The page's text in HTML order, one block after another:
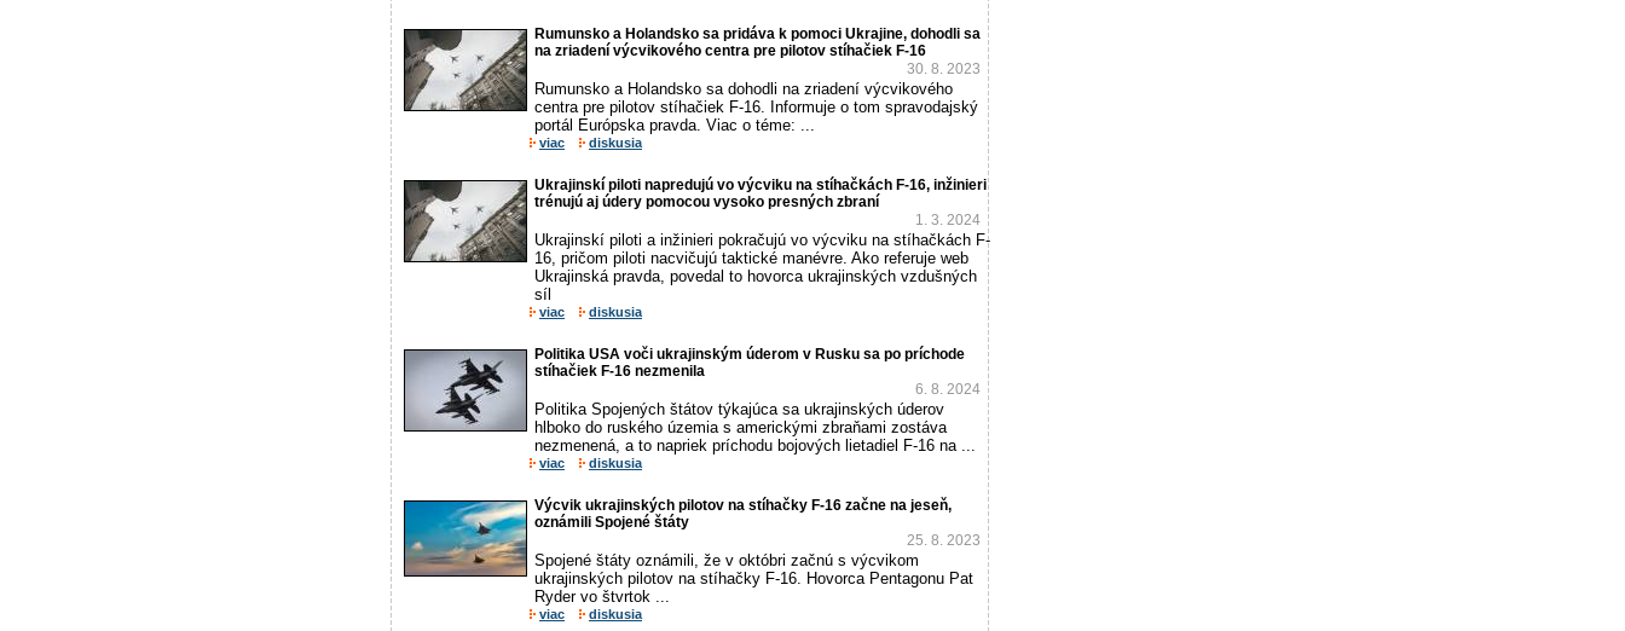
Rumunsko a Holandsko sa pridáva k pomoci Ukrajine, dohodli sa
na zriadení výcvikového centra pre pilotov stíhačiek F-16
30. 8. 2023
Rumunsko a Holandsko sa dohodli na zriadení výcvikového
centra pre pilotov stíhačiek F-16. Informuje o tom spravodajský
portál Európska pravda. Viac o téme: ...
viac diskusia
Ukrajinskí piloti napredujú vo výcviku na stíhačkách F-16, inžinieri
trénujú aj údery pomocou vysoko presných zbraní
1. 3. 2024
Ukrajinskí piloti a inžinieri pokračujú vo výcviku na stíhačkách F-
16, pričom piloti nacvičujú taktické manévre. Ako referuje web
Ukrajinská pravda, povedal to hovorca ukrajinských vzdušných
síl
viac diskusia
Politika USA voči ukrajinským úderom v Rusku sa po príchode
stíhačiek F-16 nezmenila
6. 8. 2024
Politika Spojených štátov týkajúca sa ukrajinských úderov
hlboko do ruského územia s americkými zbraňami zostáva
nezmenená, a to napriek príchodu bojových lietadiel F-16 na ...
viac diskusia
Výcvik ukrajinských pilotov na stíhačky F-16 začne na jeseň,
oznámili Spojené štáty
25. 8. 2023
Spojené štáty oznámili, že v októbri začnú s výcvikom
ukrajinských pilotov na stíhačky F-16. Hovorca Pentagonu Pat
Ryder vo štvrtok ...
viac diskusia